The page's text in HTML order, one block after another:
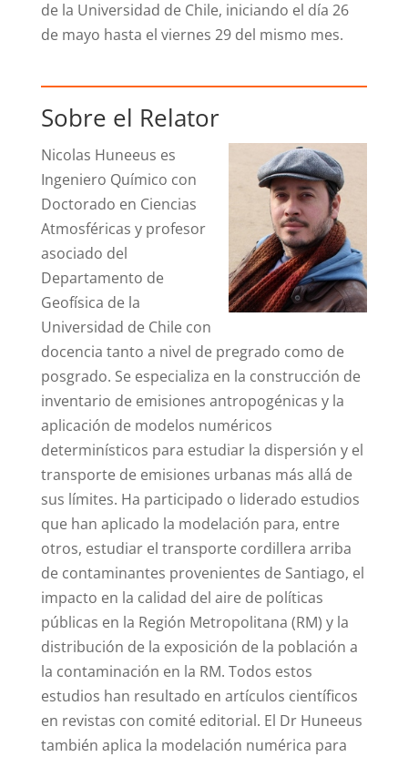
de la Universidad de Chile, iniciando el día 26
de mayo hasta el viernes 29 del mismo mes.
Sobre el Relator
Nicolas Huneeus es
Ingeniero Químico con
Doctorado en Ciencias
Atmosféricas y profesor
asociado del
Departamento de
Geofísica de la
Universidad de Chile con
docencia tanto a nivel de pregrado como de
posgrado. Se especializa en la construcción de
inventario de emisiones antropogénicas y la
aplicación de modelos numéricos
determinísticos para estudiar la dispersión y el
transporte de emisiones urbanas más allá de
sus límites. Ha participado o liderado estudios
que han aplicado la modelación para, entre
otros, estudiar el transporte cordillera arriba
de contaminantes provenientes de Santiago, el
impacto en la calidad del aire de políticas
públicas en la Región Metropolitana (RM) y la
distribución de la exposición de la población a
la contaminación en la RM. Todos estos
estudios han resultado en artículos científicos
en revistas con comité editorial. El Dr Huneeus
también aplica la modelación numérica para